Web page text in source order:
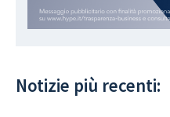
Notizie più recenti: